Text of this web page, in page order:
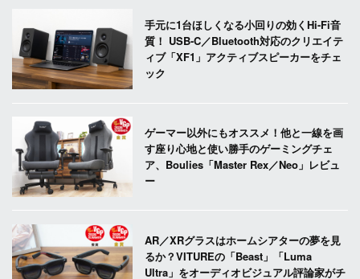
手元に1台ほしくなる小回りの効くHi-Fi音
質！ USB-C／Bluetooth対応のクリエイテ
ィブ「XF1」アクティブスピーカーをチェ
ック
ゲーマー以外にもオススメ！他と一線を画
す座り心地と使い勝手のゲーミングチェ
ア、Boulies「Master Rex／Neo」レビュ
ー
AR／XRグラスはホームシアターの夢を見
るか？VITUREの「Beast」「Luma
Ultra」をオーディオビジュアル評論家がチ